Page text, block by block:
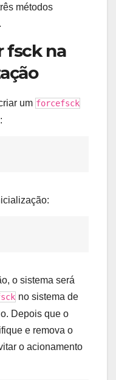
métodos
fsck na
um forcefsck
o sistema será
no sistema de
Depois que o
e remova o
o acionamento